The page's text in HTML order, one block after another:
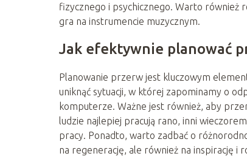
fizycznego i psychicznego. Warto również
gra na instrumencie muzycznym.
Jak efektywnie planować
Planowanie przerw jest kluczowym
uniknąć sytuacji, w której zapominamy o
komputerze. Ważne jest również, aby
ludzie najlepiej pracują rano, inni
pracy. Ponadto, warto zadbać o
na regenerację, ale również na inspirację i